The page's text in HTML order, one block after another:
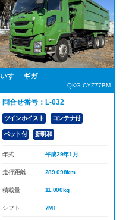
いすゞ ギガ
QKG-CYZ77BM
問合せ番号：L-032
ツインホイスト コンテナ付
ベット付 新明和
年式 平成29年1月
走行距離 289,098km
積載量 11,000kg
シフト 7MT